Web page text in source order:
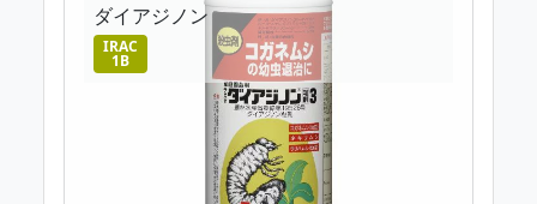
ダイアジノン
IRAC
1B